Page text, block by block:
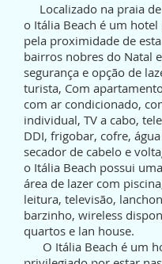
Localizado na praia de
o Itália Beach é um
pela proximidade de
bairros nobres do Natal
segurança e opção de
turista, Com
com ar condicionado,
individual, TV a cabo,
DDI, frigobar, cofre,
secador de cabelo e
o Itália Beach possui
área de lazer com
leitura, televisão,
barzinho, wireless
quartos e lan house.
O Itália Beach é um